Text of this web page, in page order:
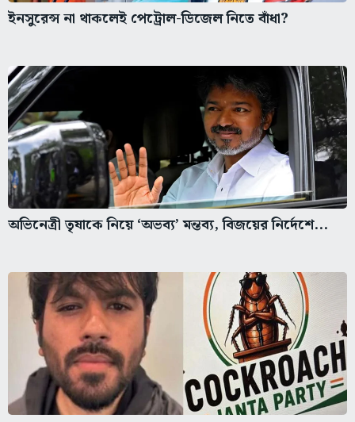
ইনসুরেন্স না থাকলেই পেট্রোল-ডিজেল নিতে বাঁধা?
অভিনেত্রী তৃষাকে নিয়ে ‘অভব্য’ মন্তব্য, বিজয়ের নির্দেশে...